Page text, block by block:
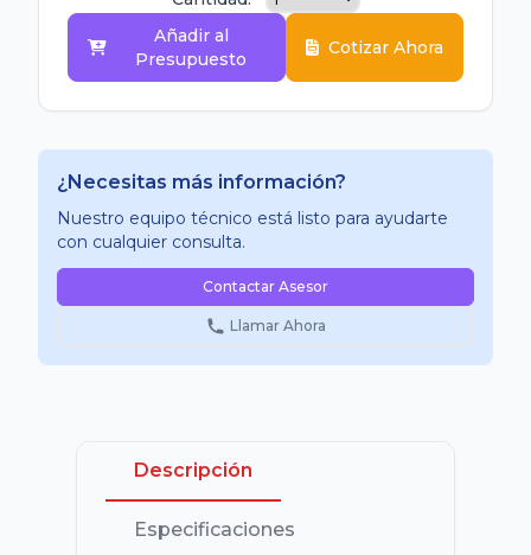
Añadir al
Presupuesto
Cotizar Ahora
¿Necesitas más información?
Nuestro equipo técnico está listo para ayudarte
con cualquier consulta.
Contactar Asesor
Llamar Ahora
Descripción
Especificaciones